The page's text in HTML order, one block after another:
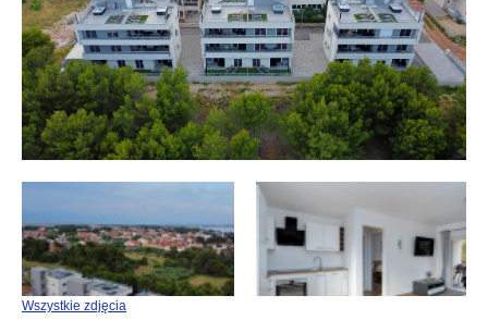
Wszystkie zdjęcia